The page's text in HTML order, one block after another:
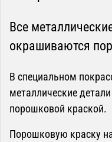
Все
окрашиваются
В специальном
металлические
порошковой краской.
Порошковую краску